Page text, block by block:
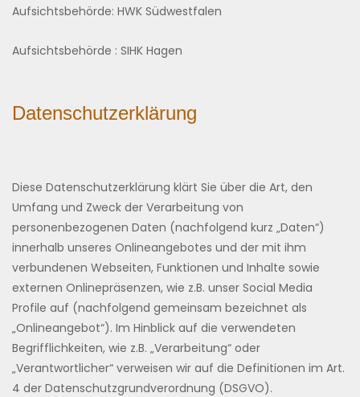
Aufsichtsbehörde: HWK Südwestfalen
Aufsichtsbehörde : SIHK Hagen
Datenschutzerklärung
Diese Datenschutzerklärung klärt Sie über die Art, den
Umfang und Zweck der Verarbeitung von
personenbezogenen Daten (nachfolgend kurz „Daten“)
innerhalb unseres Onlineangebotes und der mit ihm
verbundenen Webseiten, Funktionen und Inhalte sowie
externen Onlinepräsenzen, wie z.B. unser Social Media
Profile auf (nachfolgend gemeinsam bezeichnet als
„Onlineangebot“). Im Hinblick auf die verwendeten
Begrifflichkeiten, wie z.B. „Verarbeitung“ oder
„Verantwortlicher“ verweisen wir auf die Definitionen im Art.
4 der Datenschutzgrundverordnung (DSGVO).